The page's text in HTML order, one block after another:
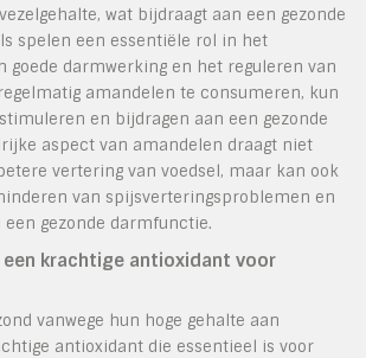
wat bijdraagt aan een gezonde
spelen een essentiële rol in het
goede darmwerking en het reguleren van
amandelen te consumeren, kun
en bijdragen aan een gezonde
aspect van amandelen draagt niet
vertering van voedsel, maar kan ook
van spijsverteringsproblemen en
gezonde darmfunctie.
een krachtige antioxidant voor
vanwege hun hoge gehalte aan
antioxidant die essentieel is voor